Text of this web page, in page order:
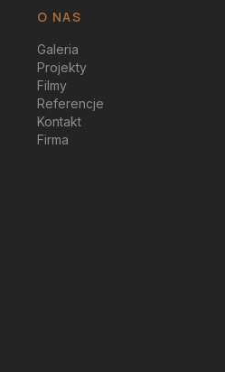
O NAS
Galeria
Projekty
Filmy
Referencje
Kontakt
Firma